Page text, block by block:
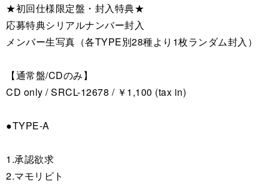
★初回仕様限定盤・封入特典★
応募特典シリアルナンバー封入
メンバー生写真（各TYPE別28種より1枚ランダム封入）
【通常盤/CDのみ】
CD only / SRCL-12678 / ￥1,100 (tax in)
●TYPE-A
1.承認欲求
2.マモリビト